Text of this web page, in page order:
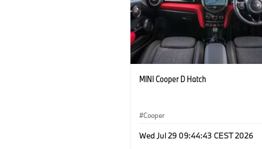
MINI Cooper D Hatch
Cooper
Wed Jul 29 09:44:43 CEST 2026